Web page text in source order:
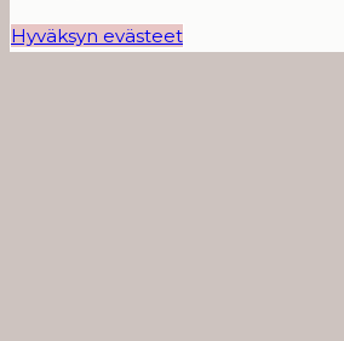
Hyväksyn evästeet